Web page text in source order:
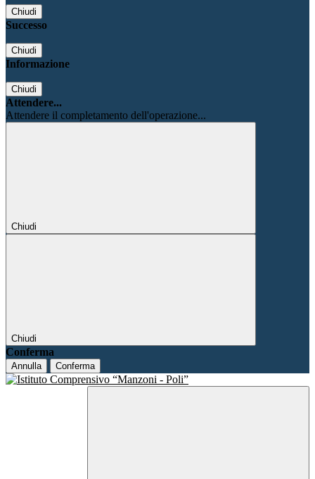
Chiudi
Successo
Chiudi
Informazione
Chiudi
Attendere...
Attendere il completamento dell'operazione...
Chiudi
Chiudi
Conferma
Annulla Conferma